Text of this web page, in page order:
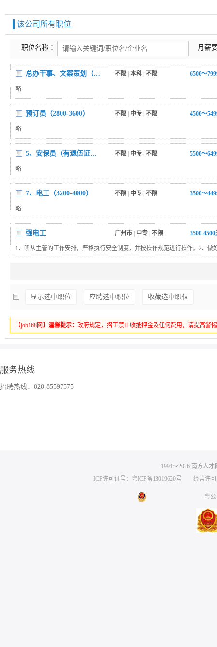
该公司所有职位
职位名称 ： 月薪
总办干事、文案策划（本科以上学历，4200-6000） 不限 | 本科 | 不限 6500～
略
预订员（2800-3600） 不限 | 中专 | 不限 4500～
略
5、安保员（有退伍证者优先考虑，4600-5500） 不限 | 中专 | 不限 5500～
略
7、电工（3200-4000） 不限 | 中专 | 不限 3500～
略
强电工 广州市 | 中专 | 不限 3500-4500
1、听从主管的工作安排，严格执行安全制度，并按操作规范进行操作。2、做
压配电间和变压器间配电设备的维修保养工作，确保正常供电。
室、公共场所、紧急通道的安全情况。
显示选中职位 应聘选中职位 收藏选中职位
【job168网】 温馨提示： 政府规定，招工禁止收抵押金及任何费用，请提高警
服务热线
招聘热线：020-85597575
1998～2026 南方人才
ICP许可证号：粤ICP备13019620号 经营许可
粤公